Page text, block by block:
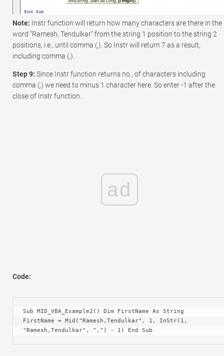
Note: Instr function will return how many characters are there in the
word “Ramesh, Tendulkar” from the string 1 position to the string 2
positions, i.e., until comma (,). So Instr will return 7 as a result,
including comma (,).
Step 9: Since Instr function returns no., of characters including
comma (,) we need to minus 1 character here. So enter -1 after the
close of Instr function.
ad
Code:
Sub MID_VBA_Example2() Dim FirstName As String
FirstName = Mid("Ramesh,Tendulkar", 1, InStr(1,
"Ramesh,Tendulkar", ",") - 1) End Sub